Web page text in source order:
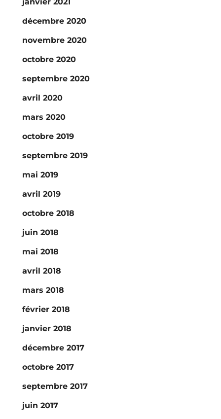
décembre 2020
novembre 2020
octobre 2020
septembre 2020
avril 2020
mars 2020
octobre 2019
septembre 2019
mai 2019
avril 2019
octobre 2018
juin 2018
mai 2018
avril 2018
mars 2018
février 2018
janvier 2018
décembre 2017
octobre 2017
septembre 2017
juin 2017